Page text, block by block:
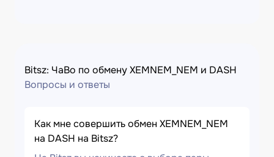
Bitsz: ЧаВо по обмену XEMNEM_NEM и DASH
Вопросы и ответы
Как мне совершить обмен XEMNEM_NEM
на DASH на Bitsz?